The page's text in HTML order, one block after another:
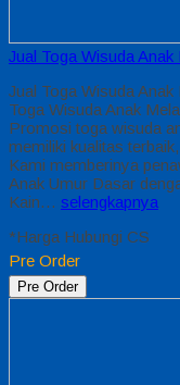
Jual Toga Wisuda Anak
Jual Toga Wisuda
Toga Wisuda Anak
Promosi toga wisuda
memiliki kualitas
Kami memberinya
Anak Umur Dasar
Kain… selengkapnya
*Harga Hubungi CS
Pre Order
Pre Order